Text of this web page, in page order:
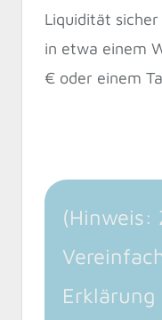
Liquidität
in etwa einem
€ oder einem
(Hinweis: